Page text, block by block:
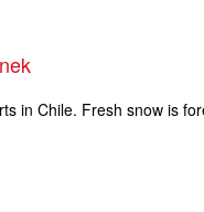
in Chile. Fresh snow is